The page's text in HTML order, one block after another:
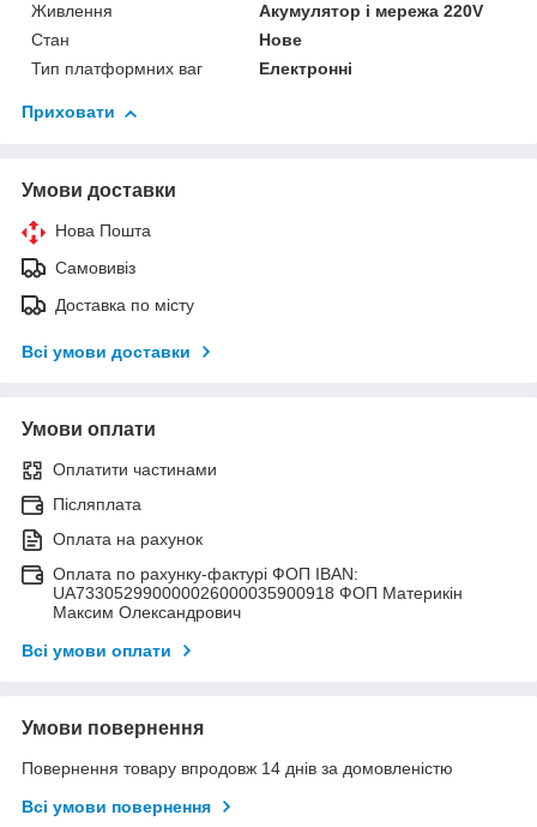
Живлення
Акумулятор і мережа 220V
Стан
Нове
Тип платформних ваг
Електронні
Приховати
Умови доставки
Нова Пошта
Самовивіз
Доставка по місту
Всі умови доставки
Умови оплати
Оплатити частинами
Післяплата
Оплата на рахунок
Оплата по рахунку-фактурі ФОП IBAN:
UA733052990000026000035900918 ФОП Материкін
Максим Олександрович
Всі умови оплати
Умови повернення
Повернення товару впродовж 14 днів за домовленістю
Всі умови повернення